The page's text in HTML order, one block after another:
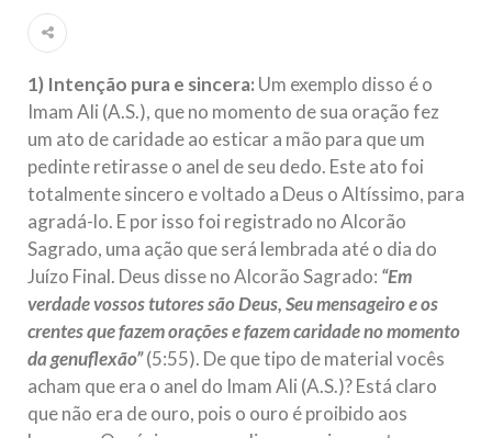
Islâmico no Brasil parabeniza a nação islâmica pela chegada
no ano novo muçulmano de 1435 Hejrita. Desejamos a
todos os irmãos e irmãs um novo
10 DE NOVEMBRO DE 2013
Falecimento do Imam Ali Ibn Al-Hussein
(A.S.)
Em nome de Deus, o Clemente, o Misericordioso! Diante da
data em que relembramos o martírio do quarto Imam dos
(A.S.), conhecido por “Zein Al-Ábidin” (Formosura
NOTÍCIAS
Centro Islâmico no Brasil recebe o ex-
ministro das Relações Exteriores da
República Islâmica do Irã
Na noite da quinta-feira, 03 de Abril, o Centro Islâmico no
1) Intenção pura e sincera: Um exemplo disso é o
Imam Ali (A.S.), que no momento de sua oração fez
um ato de caridade ao esticar a mão para que um
pedinte retirasse o anel de seu dedo. Este ato foi
totalmente sincero e voltado a Deus o Altíssimo, para
agradá-lo. E por isso foi registrado no Alcorão
Sagrado, uma ação que será lembrada até o dia do
Juízo Final. Deus disse no Alcorão Sagrado: “Em
verdade vossos tutores são Deus, Seu mensageiro e os
crentes que fazem orações e fazem caridade no momento
da genuflexão”(5:55). De que tipo de material vocês
acham que era o anel do Imam Ali (A.S.)? Está claro
que não era de ouro, pois o ouro é proibido aos